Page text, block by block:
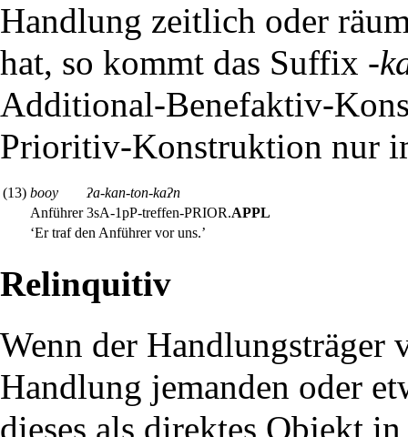
Handlung zeitlich oder
hat, so kommt das Suffix -
Additional-Benefaktiv-
Prioritiv-Konstruktion nur
(13) booy
ʔa-kan-ton-kaʔn
Anführer 3sA-1pP-treffen-PRIOR.APPL
‘Er traf den Anführer vor uns.’
Relinquitiv
Wenn der Handlungsträger
Handlung jemanden oder
dieses als direktes Objekt